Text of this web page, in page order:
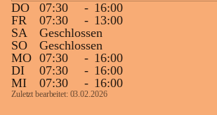
DO
07:30 - 16:00
FR
07:30 - 13:00
SA
Geschlossen
SO
Geschlossen
MO 07:30 - 16:00
DI
07:30 - 16:00
MI
07:30 - 16:00
Zuletzt bearbeitet: 03.02.2026